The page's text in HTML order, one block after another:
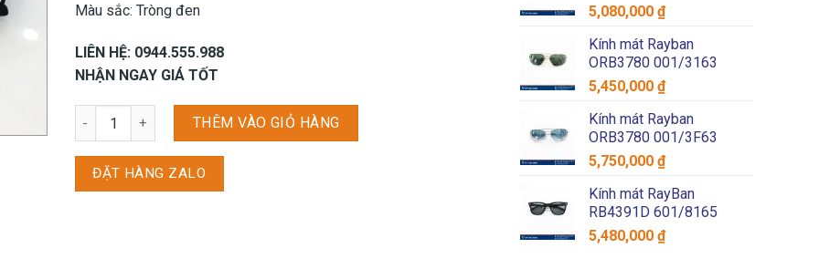
5,080,000 ₫
Kính mát Rayban
ORB3780 001/3163
5,450,000 ₫
Kính mát Rayban
ORB3780 001/3F63
5,750,000 ₫
Kính mát RayBan
RB4391D 601/8165
5,480,000 ₫
Màu sắc: Tròng đen
LIÊN HỆ: 0944.555.988
NHẬN NGAY GIÁ TỐT
Kính mát Exfash EF29766 - C23 số lượng
THÊM VÀO GIỎ HÀNG
ĐẶT HÀNG ZALO